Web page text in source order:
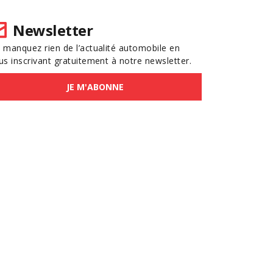
Newsletter
manquez rien de l’actualité automobile en
inscrivant gratuitement à notre newsletter.
JE M'ABONNE